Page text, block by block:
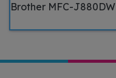
Brother MFC-J880DW